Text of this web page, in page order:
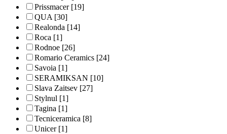
Prissmacer[19]
QUA[30]
Realonda [14]
Roca [1]
Rodnoe [26]
Romario Ceramics [24]
Savoia [1]
SERAMIKSAN [10]
Slava Zaitsev [27]
Stylnul [1]
Tagina [1]
Tecniceramica [8]
Unicer[1]